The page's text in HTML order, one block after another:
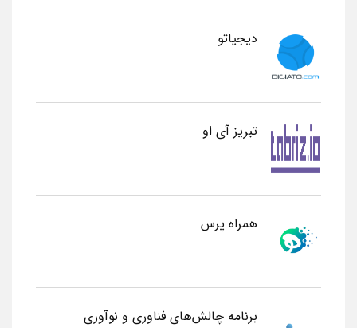
دیجیاتو
تبریز آی او
همراه پرس
برنامه چالش‌های فناوری و نوآوری